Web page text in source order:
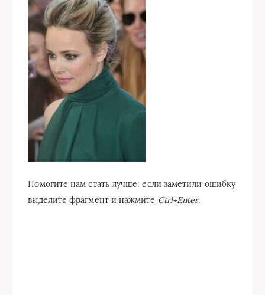
Помогите нам стать лучше: если заметили ошибку
выделите фрагмент и нажмите Ctrl+Enter.